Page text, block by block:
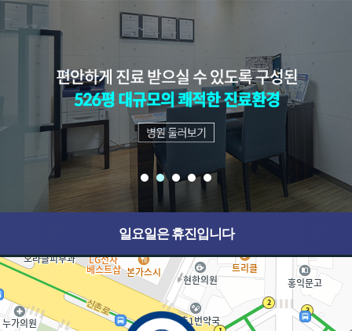
일요일은 휴진입니다